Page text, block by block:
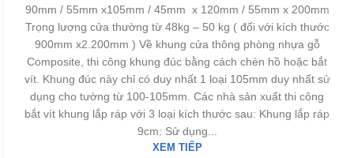
90mm / 55mm x105mm / 45mm x 120mm / 55mm x 200mm
Trọng lượng cửa thường từ 48kg – 50 kg ( đối với kích thước
900mm x2.200mm ) Về khung cửa thông phòng nhựa gỗ
Composite, thi công khung đúc bằng cách chèn hồ hoặc bắt
vít. Khung đúc này chỉ có duy nhất 1 loại 105mm duy nhất sử
dụng cho tường từ 100-105mm. Các nhà sản xuất thi công
bắt vít khung lắp ráp với 3 loại kích thước sau: Khung lắp ráp
9cm: Sử dụng...
XEM TIẾP